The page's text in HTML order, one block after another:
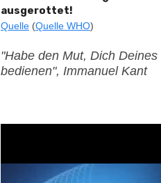
ausgerottet!
Quelle(Quelle WHO)
"Habe den Mut, Dich
bedienen", Immanuel Kant